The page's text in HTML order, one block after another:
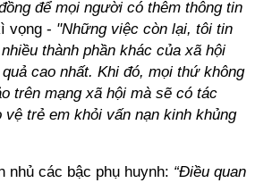
để mọi người có thêm thông tin
vọng - "Những việc còn lại, tôi tin
thành phần khác của xã hội
cao nhất. Khi đó, mọi thứ không
trên mạng xã hội mà sẽ có tác
trẻ em khỏi vấn nạn kinh khủng
nhủ các bậc phụ huynh: “Điều quan